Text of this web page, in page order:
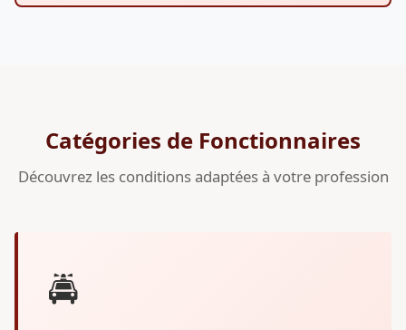
Catégories de Fonctionnaires
Découvrez les conditions adaptées à votre profession
🚔